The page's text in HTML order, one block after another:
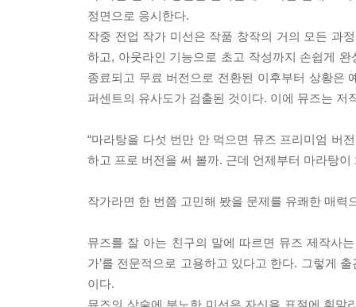
정면으로 응시한다.
작중 전업 작가 미선은 작품 창작의 거의 모든 과
하고, 아웃라인 기능으로 초고 작성까지 손쉽게
종료되고 무료 버전으로 전환된 이후부터 상황은
퍼센트의 유사도가 검출된 것이다. 이에 뮤즈는
“마라탕을 다섯 번만 안 먹으면 뮤즈 프리미엄 버
하고 프로 버전을 써 볼까. 근데 언제부터 마라탕
작가라면 한 번쯤 고민해 봤을 문제를 유쾌한 매력
뮤즈를 잘 아는 친구의 말에 따르면 뮤즈 제작사
가’를 전문적으로 고용하고 있다고 한다. 그렇게
이다.
뮤즈의 상술에 분노한 미선은 자신을 표절에 휘말